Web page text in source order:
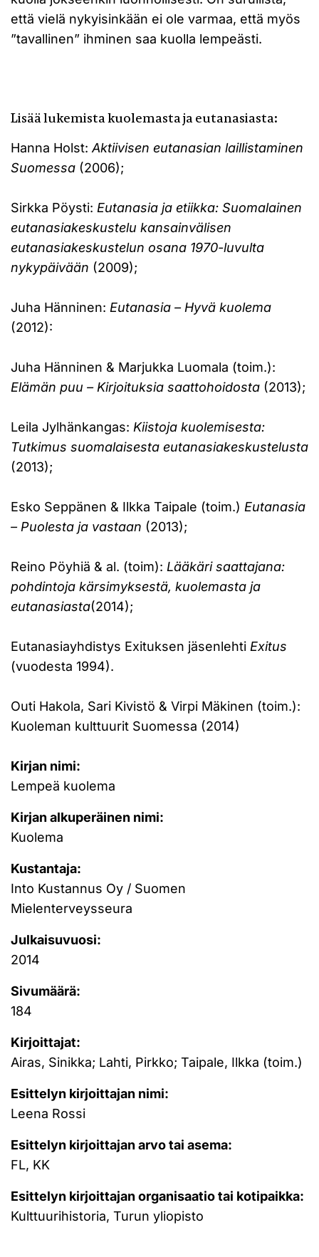
että vielä nykyisinkään ei ole varmaa, että myös
”tavallinen” ihminen saa kuolla lempeästi.
Lisää lukemista kuolemasta ja eutanasiasta:
Hanna Holst:Aktiivisen eutanasian laillistaminen
Suomessa (2006);
Sirkka Pöysti: Eutanasia ja etiikka: Suomalainen
eutanasiakeskustelu kansainvälisen
eutanasiakeskustelun osana 1970-luvulta
nykypäivään (2009);
Juha Hänninen: Eutanasia – Hyvä kuolema
(2012):
Juha Hänninen & Marjukka Luomala (toim.):
Elämän puu – Kirjoituksia saattohoidosta (2013);
Leila Jylhänkangas: Kiistoja kuolemisesta:
Tutkimus suomalaisesta eutanasiakeskustelusta
(2013);
Esko Seppänen & Ilkka Taipale (toim.) Eutanasia
– Puolesta ja vastaan (2013);
Reino Pöyhiä & al. (toim): Lääkäri saattajana:
pohdintoja kärsimyksestä, kuolemasta ja
eutanasiasta(2014);
Eutanasiayhdistys Exituksen jäsenlehti Exitus
(vuodesta 1994).
Outi Hakola, Sari Kivistö & Virpi Mäkinen (toim.):
Kuoleman kulttuurit Suomessa (2014)
Kirjan nimi:
Lempeä kuolema
Kirjan alkuperäinen nimi:
Kuolema
Kustantaja:
Into Kustannus Oy / Suomen
Mielenterveysseura
Julkaisuvuosi:
2014
Sivumäärä:
184
Kirjoittajat:
Airas, Sinikka; Lahti, Pirkko; Taipale, Ilkka (toim.)
Esittelyn kirjoittajan nimi:
Leena Rossi
Esittelyn kirjoittajan arvo tai asema:
FL, KK
Esittelyn kirjoittajan organisaatio tai kotipaikka:
Kulttuurihistoria, Turun yliopisto